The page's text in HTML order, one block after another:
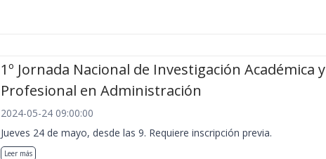
1º Jornada Nacional de Investigación Académica y
Profesional en Administración
2024-05-24 09:00:00
Jueves 24 de mayo, desde las 9. Requiere inscripción previa.
Leer más